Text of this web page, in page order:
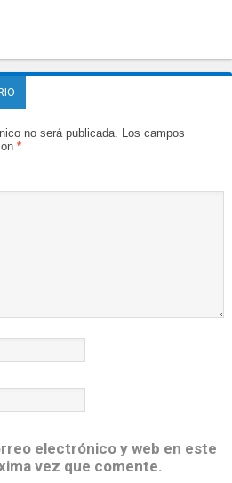
no será publicada. Los campos
*
electrónico y web en este
vez que comente.